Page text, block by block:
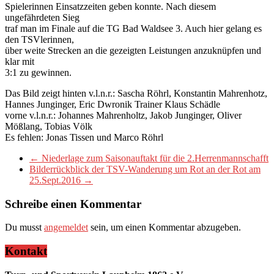
Spielerinnen Einsatzzeiten geben konnte. Nach diesem
ungefährdeten Sieg
traf man im Finale auf die TG Bad Waldsee 3. Auch hier gelang es
den TSVlerinnen,
über weite Strecken an die gezeigten Leistungen anzuknüpfen und
klar mit
3:1 zu gewinnen.
Das Bild zeigt hinten v.l.n.r.: Sascha Röhrl, Konstantin Mahrenhotz,
Hannes Junginger, Eric Dwronik Trainer Klaus Schädle
vorne v.l.n.r.: Johannes Mahrenholtz, Jakob Junginger, Oliver
Mößlang, Tobias Völk
Es fehlen: Jonas Tissen und Marco Röhrl
← Niederlage zum Saisonauftakt für die 2.Herrenmannschafft
Bilderrückblick der TSV-Wanderung um Rot an der Rot am
25.Sept.2016 →
Schreibe einen Kommentar
Du musst angemeldet sein, um einen Kommentar abzugeben.
Kontakt